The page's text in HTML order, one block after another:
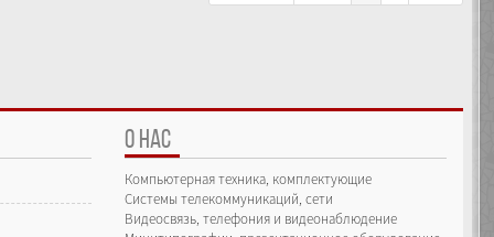
О НАС
Компьютерная техника, комплектующие
Системы телекоммуникаций, сети
Видеосвязь, телефония и видеонаблюдение